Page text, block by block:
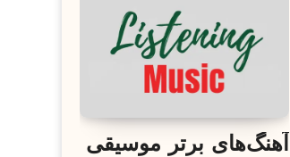
آهنگ‌های برتر موسیقی